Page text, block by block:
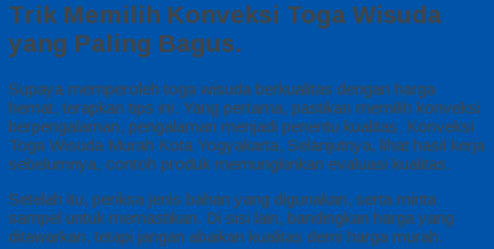
Trik Memilih Konveksi Toga Wisuda
yang Paling Bagus.
Supaya memperoleh toga wisuda berkualitas dengan harga
hemat, terapkan tips ini. Yang pertama, pastikan memilih konveksi
berpengalaman, pengalaman menjadi penentu kualitas. Konveksi
Toga Wisuda Murah Kota Yogyakarta, Selanjutnya, lihat hasil kerja
sebelumnya, contoh produk memungkinkan evaluasi kualitas.
Setelah itu, periksa jenis bahan yang digunakan, serta minta
sampel untuk memastikan. Di sisi lain, bandingkan harga yang
ditawarkan, tetapi jangan abaikan kualitas demi harga murah.